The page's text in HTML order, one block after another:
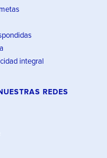
integral
REDES